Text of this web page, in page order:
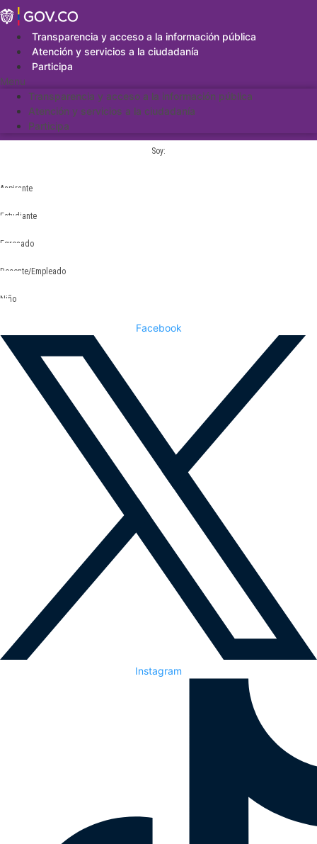
Saltar
al
contenidoTransparencia y acceso a la información pública
Atención y servicios a la ciudadanía
Participa
Menu
Transparencia y acceso a la información pública
Atención y servicios a la ciudadanía
Participa
Soy:
Aspirante
Estudiante
Egresado
Docente/Empleado
Niño
Facebook
Instagram